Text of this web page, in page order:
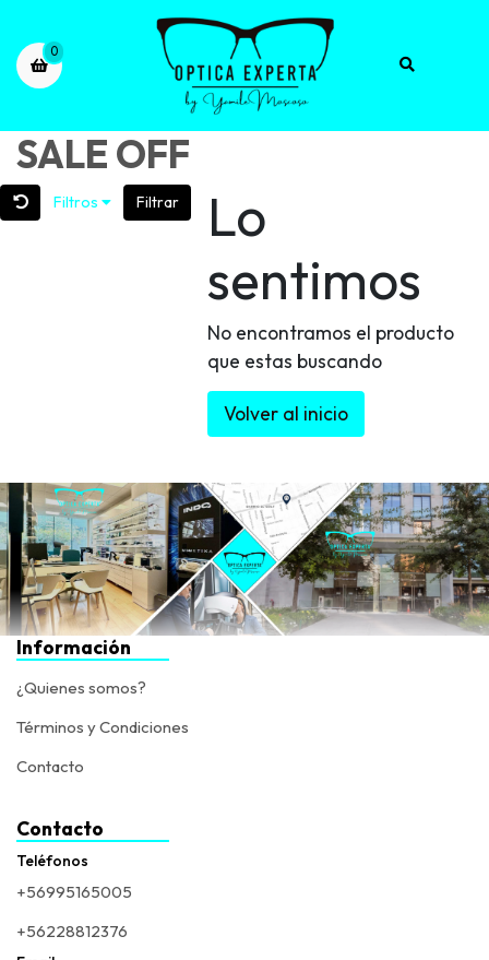
0
SALE OFF
Filtros Filtrar
Lo
sentimos
No encontramos el producto
que estas buscando
Volver al inicio
Información
¿Quienes somos?
Términos y Condiciones
Contacto
Contacto
Teléfonos
+56995165005
+56228812376